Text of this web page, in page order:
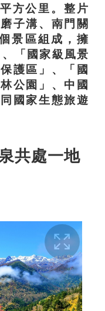
方公里。整片
子溝、南門關
景區組成，擁
「國家級風景
護區」、「國
公園」、中國
國家生態旅遊
共處一地